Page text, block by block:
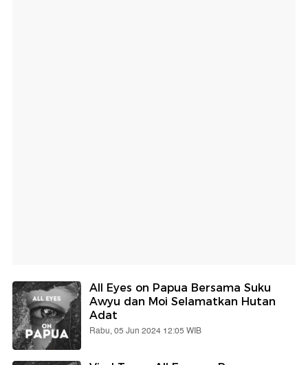
All Eyes on Papua Bersama Suku
Awyu dan Moi Selamatkan Hutan
Adat
Rabu, 05 Jun 2024 12:05 WIB